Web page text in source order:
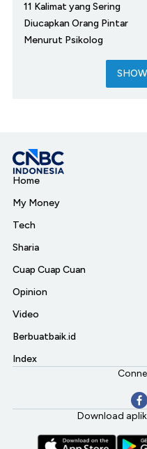
11 Kalimat yang Sering
Diucapkan Orang Pintar
Menurut Psikolog
Home
My Money
Tech
Sharia
Cuap Cuap Cuan
Opinion
Video
Berbuatbaik.id
Index
Download